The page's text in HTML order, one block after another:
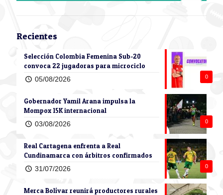
Recientes
0
Selección Colombia Femenina Sub-20
convoca 22 jugadoras para microciclo
05/08/2026
0
Gobernador Yamil Arana impulsa la
Mompox 15K internacional
03/08/2026
0
Real Cartagena enfrenta a Real
Cundinamarca con árbitros confirmados
31/07/2026
Merca Bolívar reunirá productores rurales